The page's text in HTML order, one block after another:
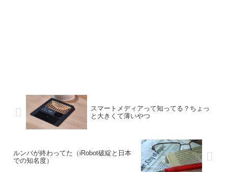
スマートメディアって知ってる？ちょっ
と大きくて薄いやつ
ルンバが終わってた（iRobot破綻と日本
での知名度）